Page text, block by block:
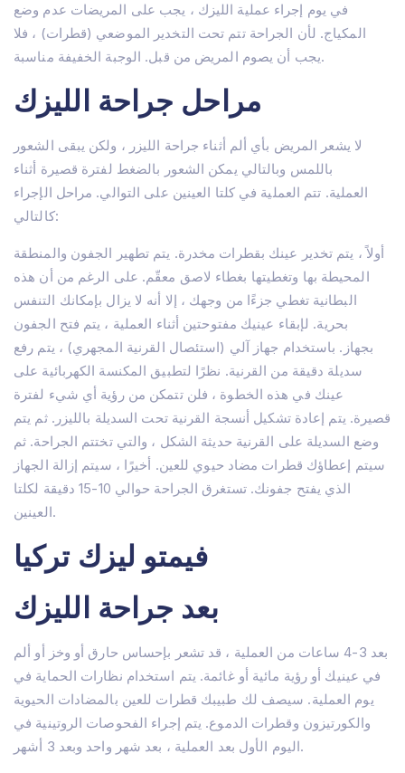
في يوم إجراء عملية الليزك ، يجب على المريضات عدم وضع
المكياج. لأن الجراحة تتم تحت التخدير الموضعي (قطرات) ، فلا
يجب أن يصوم المريض من قبل. الوجبة الخفيفة مناسبة.
مراحل جراحة الليزك
لا يشعر المريض بأي ألم أثناء جراحة الليزر ، ولكن يبقى الشعور
باللمس وبالتالي يمكن الشعور بالضغط لفترة قصيرة أثناء
العملية. تتم العملية في كلتا العينين على التوالي. مراحل الإجراء
كالتالي:
أولاً ، يتم تخدير عينك بقطرات مخدرة. يتم تطهير الجفون والمنطقة
المحيطة بها وتغطيتها بغطاء لاصق معقّم. على الرغم من أن هذه
البطانية تغطي جزءًا من وجهك ، إلا أنه لا يزال بإمكانك التنفس
بحرية. لإبقاء عينيك مفتوحتين أثناء العملية ، يتم فتح الجفون
بجهاز. باستخدام جهاز آلي (استئصال القرنية المجهري) ، يتم رفع
سديلة دقيقة من القرنية. نظرًا لتطبيق المكنسة الكهربائية على
عينك في هذه الخطوة ، فلن تتمكن من رؤية أي شيء لفترة
قصيرة. يتم إعادة تشكيل أنسجة القرنية تحت السديلة بالليزر. ثم يتم
وضع السديلة على القرنية حديثة الشكل ، والتي تختتم الجراحة. ثم
سيتم إعطاؤك قطرات مضاد حيوي للعين. أخيرًا ، سيتم إزالة الجهاز
الذي يفتح جفونك. تستغرق الجراحة حوالي 10-15 دقيقة لكلتا
العينين.
فيمتو ليزك تركيا
بعد جراحة الليزك
بعد 3-4 ساعات من العملية ، قد تشعر بإحساس حارق أو وخز أو ألم
في عينيك أو رؤية مائية أو غائمة. يتم استخدام نظارات الحماية في
يوم العملية. سيصف لك طبيبك قطرات للعين بالمضادات الحيوية
والكورتيزون وقطرات الدموع. يتم إجراء الفحوصات الروتينية في
اليوم الأول بعد العملية ، بعد شهر واحد وبعد 3 أشهر.